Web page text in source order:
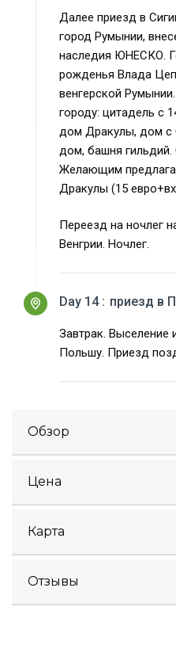
Далее приезд в
город Румынии,
наследия ЮНЕСКО.
рожденья Влада
венгерской
городу: цитадель с
дом Дракулы, дом с
дом, башня
Желающим
Дракулы (15
Переезд на ночлег
Венгрии. Ночлег.
Day 14 : приезд в
Завтрак. Выселение
Польшу. Приезд
Обзор
Цена
Карта
Отзывы